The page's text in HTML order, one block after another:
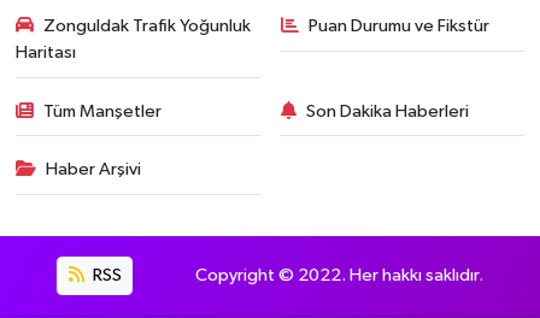
Zonguldak Trafik Yoğunluk
Haritası
Puan Durumu ve Fikstür
Tüm Manşetler Son Dakika Haberleri
Haber Arşivi
RSS Copyright © 2022. Her hakkı saklıdır.